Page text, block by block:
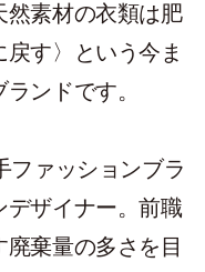
然素材の衣類は肥
す〉という今ま
ンドです。
ファッションブラ
デザイナー。前職
棄量の多さを目